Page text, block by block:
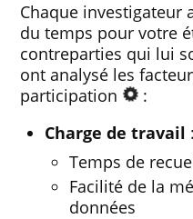
Chaque investigateur
du temps pour votre
contreparties qui lui
ont analysé les
participation
:
Charge de travail :
Temps de
Facilité de la
données